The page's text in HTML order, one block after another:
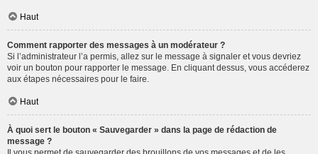
Haut
Comment rapporter des messages à un modérateur ?
Si l’administrateur l’a permis, allez sur le message à signaler et vous devriez
voir un bouton pour rapporter le message. En cliquant dessus, vous accéderez
aux étapes nécessaires pour le faire.
Haut
À quoi sert le bouton « Sauvegarder » dans la page de rédaction de
message ?